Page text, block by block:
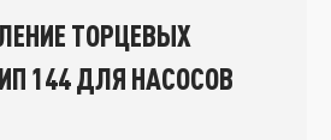
ТОРЦЕВЫХ
144 ДЛЯ НАСОСОВ